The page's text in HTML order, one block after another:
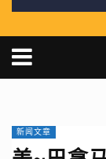
新闻文章